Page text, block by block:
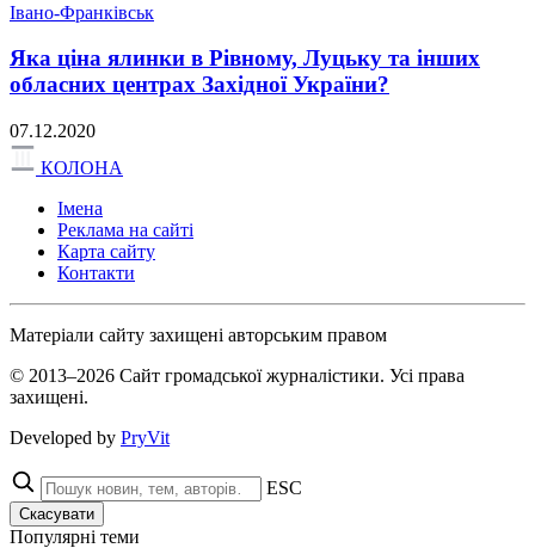
Івано-Франківськ
Яка ціна ялинки в Рівному, Луцьку та інших
обласних центрах Західної України?
07.12.2020
КОЛОНА
Імена
Реклама на сайті
Карта сайту
Контакти
Матеріали сайту захищені авторським правом
© 2013–2026 Сайт громадської журналістики. Усі права
захищені.
Developed by PryVit
ESC
Скасувати
Популярні теми